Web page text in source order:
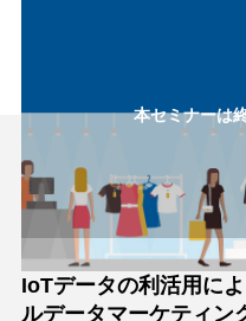
本セミナーは
IoTデータの利活用に
ルデータマーケティン